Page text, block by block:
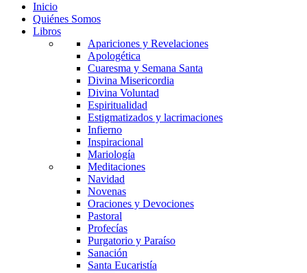
Inicio
Quiénes Somos
Libros
Apariciones y Revelaciones
Apologética
Cuaresma y Semana Santa
Divina Misericordia
Divina Voluntad
Espiritualidad
Estigmatizados y lacrimaciones
Infierno
Inspiracional
Mariología
Meditaciones
Navidad
Novenas
Oraciones y Devociones
Pastoral
Profecías
Purgatorio y Paraíso
Sanación
Santa Eucaristía